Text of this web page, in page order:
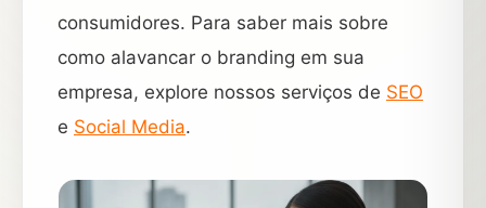
consumidores. Para saber mais sobre
como alavancar o branding em sua
empresa, explore nossos serviços de SEO
e Social Media.